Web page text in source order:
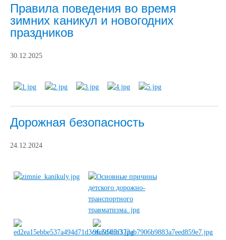
Правила поведения во время
зимних каникул и новогодних
праздников
30.12.2025
Дорожная безопасность
24.12.2024